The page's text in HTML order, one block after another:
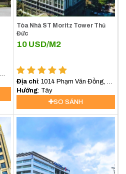
Tòa Nhà ST Moritz Tower Thủ
Đức
10 USD/M2
Địa chỉ: 1014 Phạm Văn Đồng, P.
Hiệp Bình Chánh, TP. Thủ Đức
Hướng : Tây
SO SÁNH